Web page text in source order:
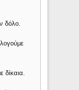
δόλο.